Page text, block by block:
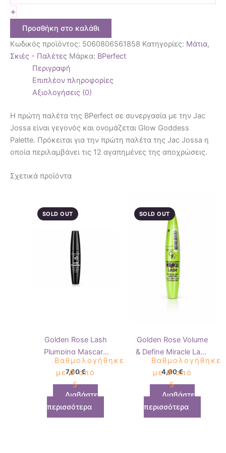
+
Προσθήκη στο καλάθι
Κωδικός προϊόντος: 5060806561858 Κατηγορίες: Μάτια,
Σκιές - Παλέτες Μάρκα: BPerfect
Περιγραφή
Επιπλέον πληροφορίες
Αξιολογήσεις (0)
Η πρώτη παλέτα της BPerfect σε συνεργασία με την Jac
Jossa είναι γεγονός και ονομάζεται Glow Goddess
Palette. Πρόκειται για την πρώτη παλέτα της Jac Jossa η
οποία περιλαμβάνει τις 12 αγαπημένες της αποχρώσεις.
Σχετικά προϊόντα
SOLD OUT
Golden Rose Lash
Plumping Mascara
Black
Βαθμολογήθηκε
με0από
5
7,60€
Διαβάστε
περισσότερα
SOLD OUT
Golden Rose Volume
& Define Miracle Lash
Mascara Black
Βαθμολογήθηκε
με0από
5
4,00€
Διαβάστε
περισσότερα